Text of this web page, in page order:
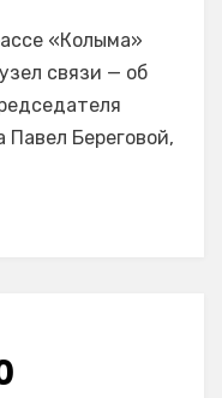
автономный
узел
связи
на
«Колыма»
связи — об
Павел Береговой,